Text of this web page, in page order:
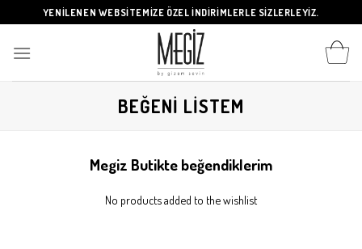
to
content
YENİLENEN WEBSİTEMİZE ÖZEL İNDİRİMLERLE SİZLERLEYİZ.
BEĞENI LISTEM
Megiz Butikte beğendiklerim
No products added to the wishlist